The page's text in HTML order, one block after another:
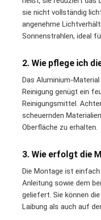
sie nicht vollständig
angenehme
Sonnenstrahlen, ideal
2. Wie pflege ich
Das Aluminium-
Reinigung genügt ein
Reinigungsmittel.
scheuernden
Oberfläche zu erhalten.
3. Wie erfolgt die
Die Montage ist
Anleitung sowie dem
geliefert. Sie können
Laibung als auch auf